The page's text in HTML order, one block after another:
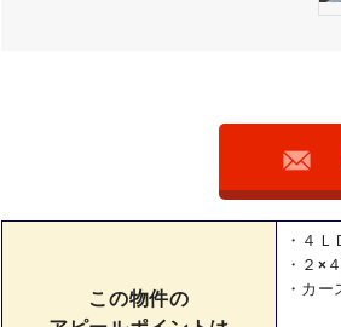
この物件の
・４
・２×
・カ